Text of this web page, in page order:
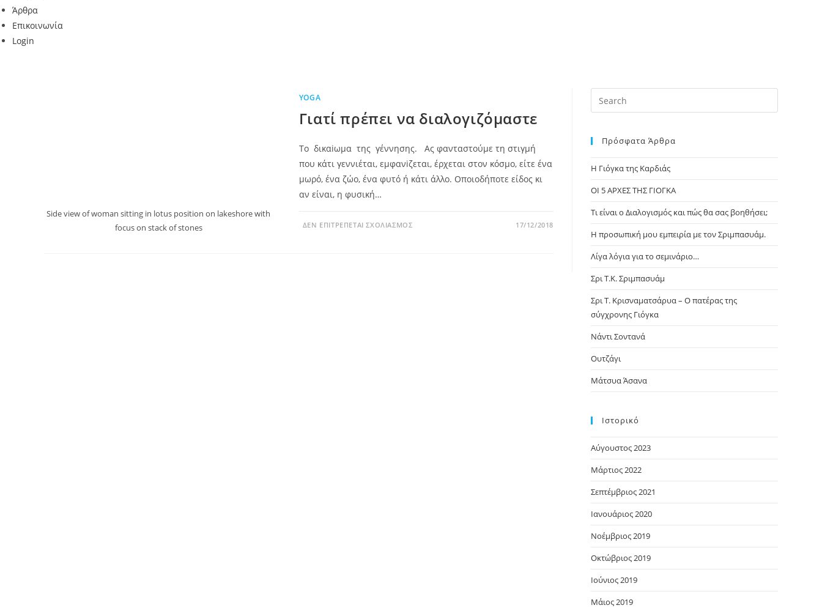
Άρθρα
Επικοινωνία
Login
Side view of woman sitting in lotus position on lakeshore with
focus on stack of stones
YOGA
Γιατί πρέπει να διαλογιζόμαστε
Το δικαiωμα της γέννησης. Ας φανταστούμε τη στιγμή
που κάτι γεννιέται, εμφανiζεται, έρχεται στον κόσμο, είτε ένα
μωρό, ένα ζώο, ένα φυτό ή κάτι άλλο. Οποιοδήποτε είδος κι
αν είναι, η φυσική…
ΔΕΝ ΕΠΙΤΡΈΠΕΤΑΙ ΣΧΟΛΙΑΣΜΌΣΣΤΟ 17/12/2018
Πρόσφατα Άρθρα
Η Γιόγκα της Καρδιάς
ΟΙ 5 ΑΡΧΕΣ ΤΗΣ ΓΙΟΓΚΑ
Τι είναι ο Διαλογισμός και πώς θα σας βοηθήσει;
Η προσωπική μου εμπειρία με τον Σριμπασυάμ.
Λίγα λόγια για το σεμινάριο…
Σρι Τ.Κ. Σριμπασυάμ
Σρι Τ. Κρισναματσάρυα – Ο πατέρας της
σύγχρονης Γιόγκα
Νάντι Σοντανά
Ουτζάγι
Μάτσυα Άσανα
Ιστορικό
Αύγουστος 2023
Μάρτιος 2022
Σεπτέμβριος 2021
Ιανουάριος 2020
Νοέμβριος 2019
Οκτώβριος 2019
Ιούνιος 2019
Μάιος 2019